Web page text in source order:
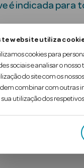
website utiliza
cookies para
sociais e analisar o
do site com os
combinar com outras
sua utilização dos
é indicada para
higiene do
respeitando a
roupas.
+ Água Colónia